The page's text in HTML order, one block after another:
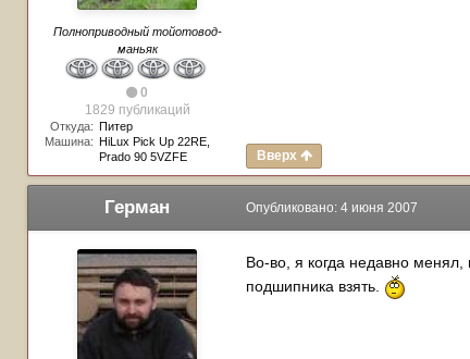
Полноприводный тойотовод-
маньяк
0
1829 публикаций
Откуда: Питер
Машина: HiLux Pick Up 22RE,
Prado 90 5VZFE
Вверх
Герман Опубликовано: 4 июня 2007
Во-во, я когда недавно
подшипника взять.